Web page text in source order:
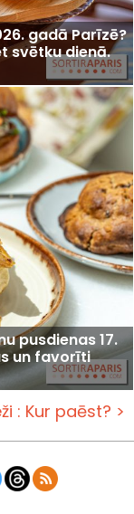
gadā Parīzē?
svētku dienā.
pusdienas 17.
un favorīti
: Kur paēst? >